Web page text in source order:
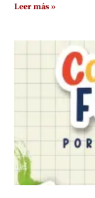
Leer más »